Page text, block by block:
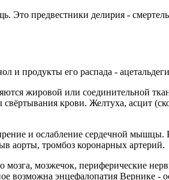
предвестники делирия -
продукты его распада -
жировой или соединительной
крови. Желтуха, асцит
и ослабление сердечной мышцы.
аорты, тромбоз коронарных артерий.
мозжечок, периферические
возможна энцефалопатия Вернике -